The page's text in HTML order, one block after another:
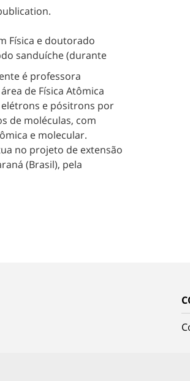
Física e doutorado
sanduíche (durante
é professora
de Física Atômica
e pósitrons por
de moléculas, com
e molecular.
no projeto de extensão
(Brasil), pela